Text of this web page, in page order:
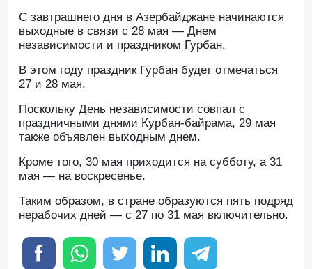
С завтрашнего дня в Азербайджане начинаются
выходные в связи с 28 мая — Днем
независимости и праздником Гурбан.
В этом году праздник Гурбан будет отмечаться
27 и 28 мая.
Поскольку День независимости совпал с
праздничными днями Курбан-байрама, 29 мая
также объявлен выходным днем.
Кроме того, 30 мая приходится на субботу, а 31
мая — на воскресенье.
Таким образом, в стране образуются пять подряд
нерабочих дней — с 27 по 31 мая включительно.